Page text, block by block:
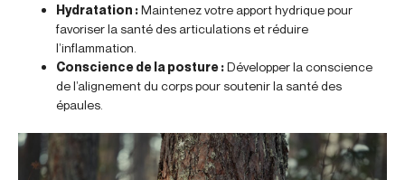
Hydratation :Maintenez votre apport hydrique pour
favoriser la santé des articulations et réduire
l’inflammation.
Conscience de la posture :Développer la conscience
de l’alignement du corps pour soutenir la santé des
épaules.